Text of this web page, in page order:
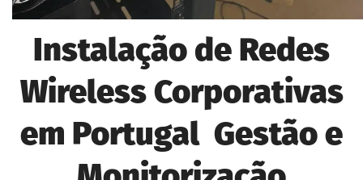
Instalação de Redes
Wireless Corporativas
em Portugal Gestão e